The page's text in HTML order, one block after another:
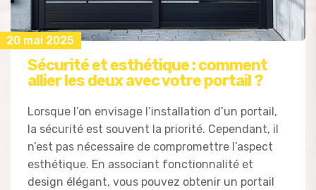
20 mai 2025
Sécurité et esthétique : comment
allier les deux avec votre portail ?
Lorsque l’on envisage l’installation d’un portail,
la sécurité est souvent la priorité. Cependant, il
n’est pas nécessaire de compromettre l’aspect
esthétique. En associant fonctionnalité et
design élégant, vous pouvez obtenir un portail